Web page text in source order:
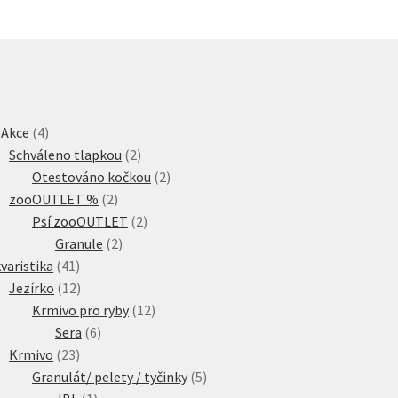
44
produkty
Schváleno tlapkou 22
produkty
Otestováno kočkou 22
zooOUTLET % 22
produkty
Psí zooOUTLET 22
Granule 22
4141
produktů
Jezírko 1212
produktů
Krmivo pro ryby 1212
Sera 66
Krmivo 2323
produktů
Granulát/ pelety / tyčinky 55